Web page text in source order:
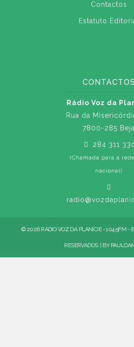
Contactos
Estatuto
CONTACTOS
Rádio Voz da
Rua da
7800-285 Beja
284 311
(Chamada para a
nacional)
© 2026 RÁDIO VOZ DA PLANÍCIE - 104.5FM -
RESERVADOS. | BY